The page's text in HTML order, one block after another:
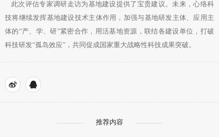
此次评估专家调研走访为基地建设提供了宝贵建议。未来，心络科
技将继续发挥基地建设技术主体作用，加强与基地研发主体、应用主
体的“产、学、研”紧密合作，用活基地资源，联结各建设单位，打破
科技研发“孤岛效应”，共同促成国家重大战略性科技成果突破。
推荐内容